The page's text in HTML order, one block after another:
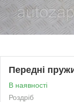
Передні
В наявності
Роздріб